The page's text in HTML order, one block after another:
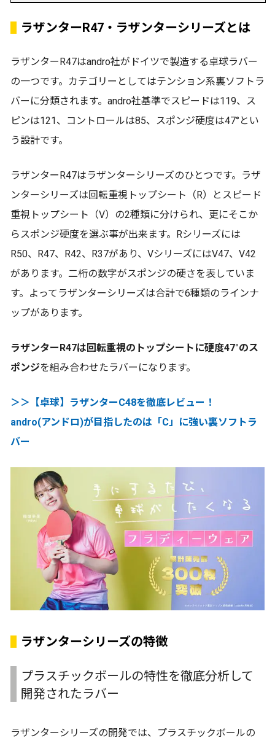
ラザンターR47・ラザンターシリーズとは
ラザンターR47はandro社がドイツで製造する卓球ラバー
の一つです。カテゴリーとしてはテンション系裏ソフトラ
バーに分類されます。andro社基準でスピードは119、ス
ピンは121、コントロールは85、スポンジ硬度は47°とい
う設計です。
ラザンターR47はラザンターシリーズのひとつです。ラザ
ンターシリーズは回転重視トップシート（R）とスピード
重視トップシート（V）の2種類に分けられ、更にそこか
らスポンジ硬度を選ぶ事が出来ます。Rシリーズには
R50、R47、R42、R37があり、VシリーズにはV47、V42
があります。二桁の数字がスポンジの硬さを表していま
す。よってラザンターシリーズは合計で6種類のラインナ
ップがあります。
ラザンターR47は回転重視のトップシートに硬度47°のス
ポンジを組み合わせたラバーになります。
＞＞【卓球】ラザンターC48を徹底レビュー！
andro(アンドロ)が目指したのは「C」に強い裏ソフトラ
バー
ラザンターシリーズの特徴
プラスチックボールの特性を徹底分析して
開発されたラバー
ラザンターシリーズの開発では、プラスチックボールの